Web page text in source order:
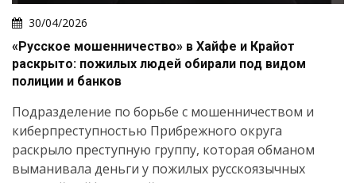
30/04/2026
«Русское мошенничество» в Хайфе и Крайот
раскрыто: пожилых людей обирали под видом
полиции и банков
Подразделение по борьбе с мошенничеством и
киберпреступностью Прибрежного округа
раскрыло преступную группу, которая обманом
выманивала деньги у пожилых русскоязычных